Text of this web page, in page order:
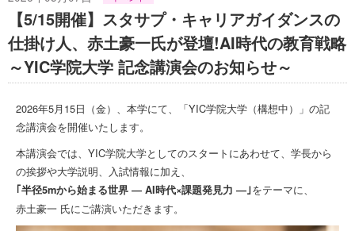
【5/15開催】スタサプ・キャリアガイダンスの
仕掛け人、赤土豪一氏が登壇!AI時代の教育戦略
～YIC学院大学 記念講演会のお知らせ～
2026年5月15日（金）、本学にて、「YIC学院大学（構想中）」の記
念講演会を開催いたします。
本講演会では、YIC学院大学としてのスタートにあわせて、学長から
の挨拶や大学説明、入試情報に加え、
｢半径5mから始まる世界 ― AI時代×課題発見力 ―｣をテーマに、
赤土豪一 氏にご講演いただきます。